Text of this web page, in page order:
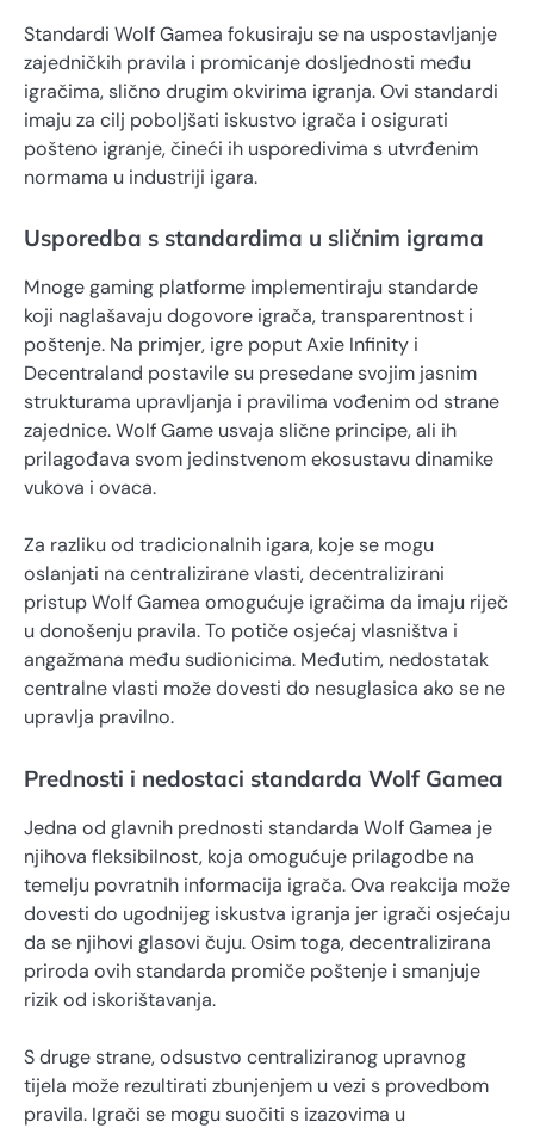
Standardi Wolf Gamea fokusiraju se na uspostavljanje
zajedničkih pravila i promicanje dosljednosti među
igračima, slično drugim okvirima igranja. Ovi standardi
imaju za cilj poboljšati iskustvo igrača i osigurati
pošteno igranje, čineći ih usporedivima s utvrđenim
normama u industriji igara.
Usporedba s standardima u sličnim igrama
Mnoge gaming platforme implementiraju standarde
koji naglašavaju dogovore igrača, transparentnost i
poštenje. Na primjer, igre poput Axie Infinity i
Decentraland postavile su presedane svojim jasnim
strukturama upravljanja i pravilima vođenim od strane
zajednice. Wolf Game usvaja slične principe, ali ih
prilagođava svom jedinstvenom ekosustavu dinamike
vukova i ovaca.
Za razliku od tradicionalnih igara, koje se mogu
oslanjati na centralizirane vlasti, decentralizirani
pristup Wolf Gamea omogućuje igračima da imaju riječ
u donošenju pravila. To potiče osjećaj vlasništva i
angažmana među sudionicima. Međutim, nedostatak
centralne vlasti može dovesti do nesuglasica ako se ne
upravlja pravilno.
Prednosti i nedostaci standarda Wolf Gamea
Jedna od glavnih prednosti standarda Wolf Gamea je
njihova fleksibilnost, koja omogućuje prilagodbe na
temelju povratnih informacija igrača. Ova reakcija može
dovesti do ugodnijeg iskustva igranja jer igrači osjećaju
da se njihovi glasovi čuju. Osim toga, decentralizirana
priroda ovih standarda promiče poštenje i smanjuje
rizik od iskorištavanja.
S druge strane, odsustvo centraliziranog upravnog
tijela može rezultirati zbunjenjem u vezi s provedbom
pravila. Igrači se mogu suočiti s izazovima u